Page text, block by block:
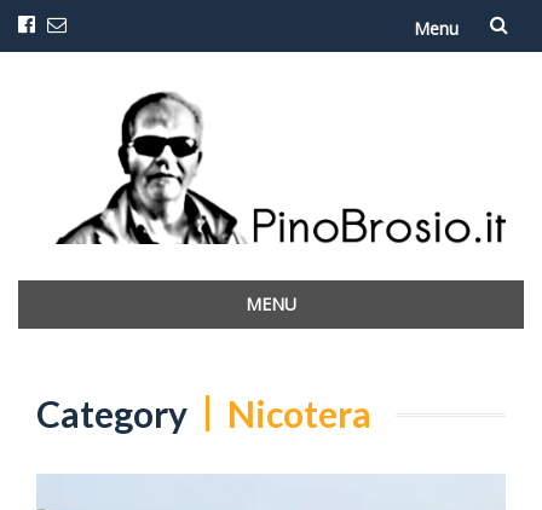
Menu
contenuto
MENU
Category Nicotera